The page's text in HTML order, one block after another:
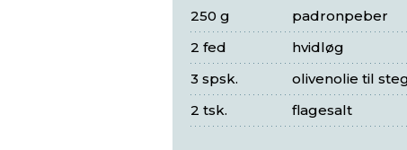
padronpeber
250 g
hvidløg
2 fed
olivenolie til
3 spsk.
flagesalt
2 tsk.